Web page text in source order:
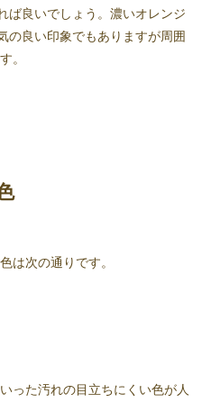
ば良いでしょう。濃いオレンジ
の良い印象でもありますが周囲
。
は次の通りです。
った汚れの目立ちにくい色が人